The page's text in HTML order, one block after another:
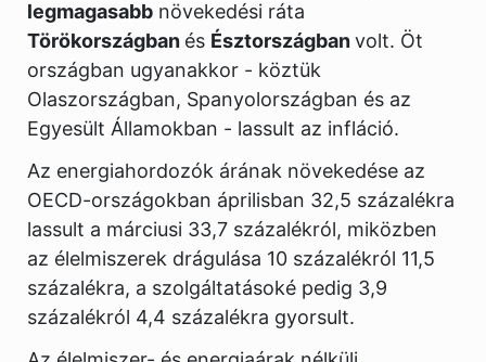
legmagasabb növekedési ráta
Törökországban és Észtországbanvolt. Öt
országban ugyanakkor - köztük
Olaszországban, Spanyolországban és az
Egyesült Államokban - lassult az infláció.
Az energiahordozók árának növekedése az
OECD-országokban áprilisban 32,5 százalékra
lassult a márciusi 33,7 százalékról, miközben
az élelmiszerek drágulása 10 százalékról 11,5
százalékra, a szolgáltatásoké pedig 3,9
százalékról 4,4 százalékra gyorsult.